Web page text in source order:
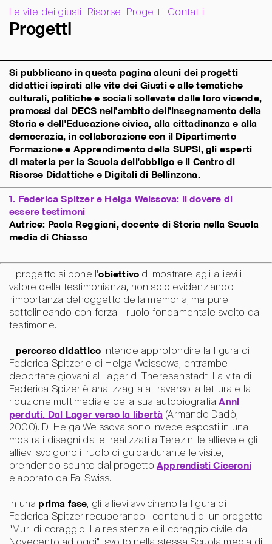
Le vite dei giusti Risorse Progetti Contatti
Progetti
Si pubblicano in questa pagina alcuni dei progetti
didattici ispirati alle vite dei Giusti e alle tematiche
culturali, politiche e sociali sollevate dalle loro vicende,
promossi dal DECS nell'ambito dell'insegnamento della
Storia e dell'Educazione civica, alla cittadinanza e alla
democrazia, in collaborazione con il Dipartimento
Formazione e Apprendimento della SUPSI, gli esperti
di materia per la Scuola dell'obbligo e il Centro di
Risorse Didattiche e Digitali di Bellinzona.
1. Federica Spitzer e Helga Weissova: il dovere di
essere testimoni
Autrice: Paola Reggiani, docente di Storia nella Scuola
media di Chiasso
Il progetto si pone l’obiettivo di mostrare agli allievi il
valore della testimonianza, non solo evidenziando
l’importanza dell’oggetto della memoria, ma pure
sottolineando con forza il ruolo fondamentale svolto dal
testimone.
percorso didattico intende approfondire la figura di
Federica Spitzer e di Helga Weissowa, entrambe
deportate giovani al Lager di Theresenstadt. La vita di
Federica Spizer è analizzagta attraverso la lettura e la
riduzione multimediale della sua autobiografiaAnni
perduti. Dal Lager verso la libertà (Armando Dadò,
2000). Di Helga Weissova sono invece esposti in una
mostra i disegni da lei realizzati a Terezin: le allieve e gli
allievi svolgono il ruolo di guida durante le visite,
prendendo spunto dal progetto Apprendisti Ciceroni
elaborato da Fai Swiss.
In una prima fase, gli allievi avvicinano la figura di
Federica Spitzer recuperando i contenuti di un progetto
“Muri di coraggio. La resistenza e il coraggio civile dal